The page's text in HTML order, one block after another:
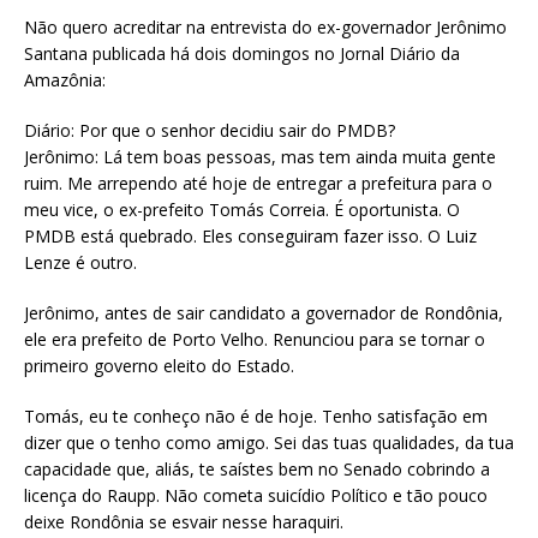
Não quero acreditar na entrevista do ex-governador Jerônimo
Santana publicada há dois domingos no Jornal Diário da
Amazônia:
Diário: Por que o senhor decidiu sair do PMDB?
Jerônimo: Lá tem boas pessoas, mas tem ainda muita gente
ruim. Me arrependo até hoje de entregar a prefeitura para o
meu vice, o ex-prefeito Tomás Correia. É oportunista. O
PMDB está quebrado. Eles conseguiram fazer isso. O Luiz
Lenze é outro.
Jerônimo, antes de sair candidato a governador de Rondônia,
ele era prefeito de Porto Velho. Renunciou para se tornar o
primeiro governo eleito do Estado.
Tomás, eu te conheço não é de hoje. Tenho satisfação em
dizer que o tenho como amigo. Sei das tuas qualidades, da tua
capacidade que, aliás, te saístes bem no Senado cobrindo a
licença do Raupp. Não cometa suicídio Político e tão pouco
deixe Rondônia se esvair nesse haraquiri.